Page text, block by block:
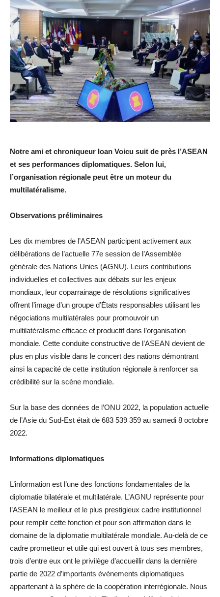
Notre ami et chroniqueur Ioan Voicu suit de près l’ASEAN
et ses performances diplomatiques. Selon lui,
l’organisation régionale peut être un moteur du
multilatéralisme.
Observations préliminaires
Les dix membres de l’ASEAN participent activement aux
délibérations de l’actuelle 77e session de l’Assemblée
générale des Nations Unies (AGNU). Leurs contributions
individuelles et collectives aux débats sur les enjeux
mondiaux, leur coparrainage de résolutions significatives
offrent l’image d’un groupe d’États responsables utilisant les
négociations multilatérales pour promouvoir un
multilatéralisme efficace et productif dans l’organisation
mondiale. Cette conduite constructive de l’ASEAN devient de
plus en plus visible dans le concert des nations démontrant
ainsi la capacité de cette institution régionale à renforcer sa
crédibilité sur la scène mondiale.
Sur la base des données de l’ONU 2022, la population actuelle
de l’Asie du Sud-Est était de 683 539 359 au samedi 8 octobre
2022.
Informations diplomatiques
L’information est l’une des fonctions fondamentales de la
diplomatie bilatérale et multilatérale. L’AGNU représente pour
l’ASEAN le meilleur et le plus prestigieux cadre institutionnel
pour remplir cette fonction et pour son affirmation dans le
domaine de la diplomatie multilatérale mondiale. Au-delà de ce
cadre prometteur et utile qui est ouvert à tous ses membres,
trois d’entre eux ont le privilège d’accueillir dans la dernière
partie de 2022 d’importants événements diplomatiques
appartenant à la sphère de la coopération interrégionale. Nous